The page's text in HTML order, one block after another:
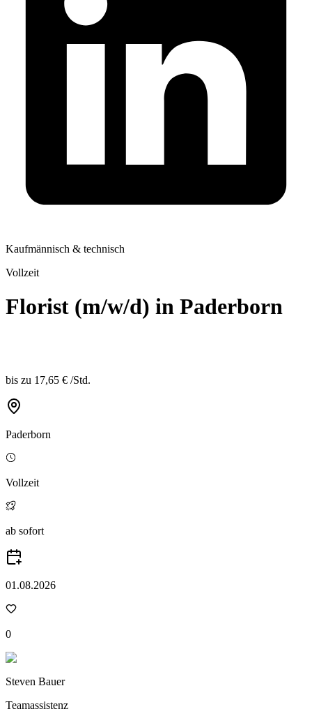
Kaufmännisch & technisch
Vollzeit
Florist (m/w/d) in Paderborn
bis zu 17,65 € /Std.
Paderborn
Vollzeit
ab sofort
01.08.2026
0
Steven Bauer
Teamassistenz